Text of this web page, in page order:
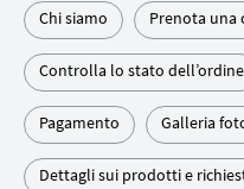
Chi siamo Prenota una
Controlla lo stato dell’ordine
Pagamento Galleria
Dettagli sui prodotti e